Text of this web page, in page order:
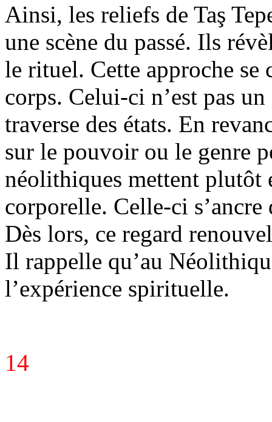
Ainsi, les reliefs de Taş
une scène du passé. Ils
le rituel. Cette approche
corps. Celui-ci n’est pas
traverse des états. En
sur le pouvoir ou le genre
néolithiques mettent
corporelle. Celle-ci
Dès lors, ce regard
Il rappelle qu’au
l’expérience spirituelle.
14